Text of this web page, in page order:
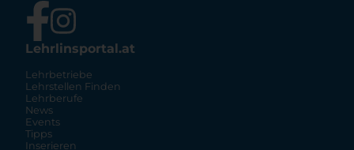
Lehrlinsportal.at
Lehrbetriebe
Lehrstellen Finden
Lehrberufe
News
Events
Tipps
Inserieren